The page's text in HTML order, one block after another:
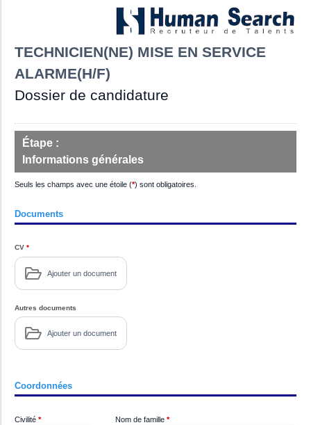
TECHNICIEN(NE) MISE EN SERVICE
ALARME(H/F)
Dossier de candidature
Étape :
Informations générales
Seuls les champs avec une étoile (*) sont obligatoires.
Documents
CV*
Ajouter un document
Autres documents
Ajouter un document
Coordonnées
Civilité* Nom de famille*